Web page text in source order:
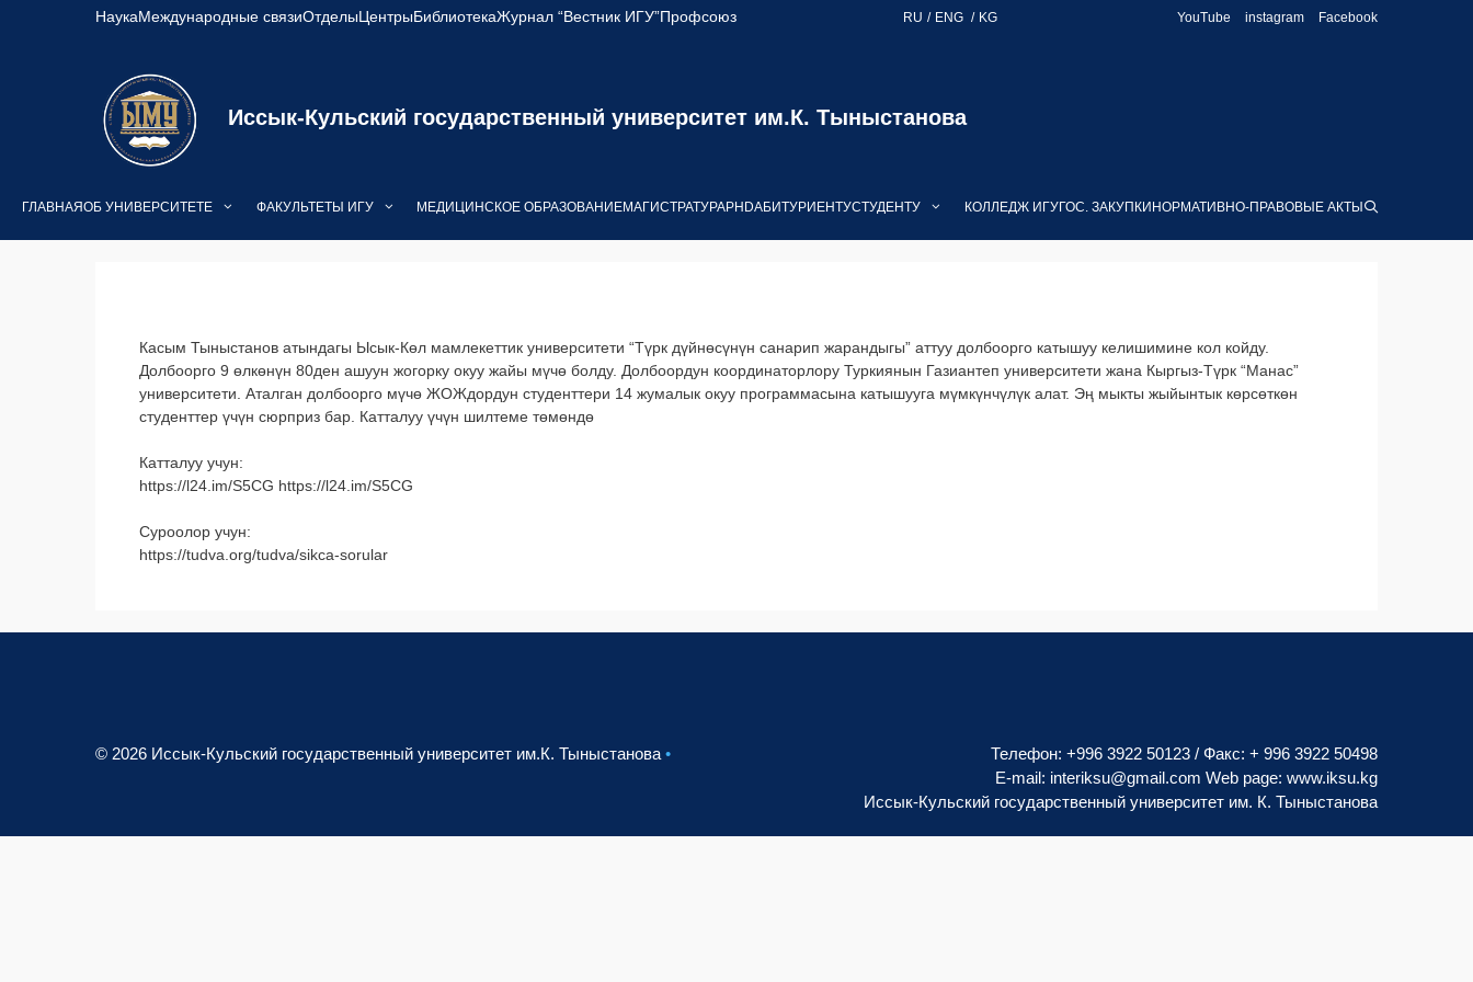
НаукаМеждународные связиОтделыЦентрыБиблиотекаЖурнал “Вестник ИГУ”Профсоюз RU ENG KG YouTube instagram Facebook
Иссык-Кульский государственный университет им.К. Тыныстанова
ГЛАВНАЯОБ УНИВЕРСИТЕТЕ ФАКУЛЬТЕТЫ ИГУ МЕДИЦИНСКОЕ ОБРАЗОВАНИЕМАГИСТРАТУРАPHDАБИТУРИЕНТУСТУДЕНТУ КОЛЛЕДЖ ИГУГОС. ЗАКУПКИ НОРМАТИВНО-ПРАВОВЫЕ АКТЫ
Касым Тыныстанов атындагы Ысык-Көл мамлекеттик университети “Түрк дүйнөсүнүн санарип жарандыгы” аттуу долбоорго катышуу келишимине кол койду.
Долбоорго 9 өлкөнүн 80ден ашуун жогорку окуу жайы мүчө болду. Долбоордун координаторлору Туркиянын Газиантеп университети жана Кыргыз-Түрк “Манас”
университети. Аталган долбоорго мүчө ЖОЖдордун студенттери 14 жумалык окуу программасына катышууга мүмкүнчүлүк алат. Эң мыкты жыйынтык көрсөткөн
студенттер үчүн сюрприз бар. Катталуу үчүн шилтеме төмөндө
Катталуу учун:
https://l24.im/S5CG https://l24.im/S5CG
Суроолор учун:
https://tudva.org/tudva/sikca-sorular
Телефон: +996 3922 50123 / Факс: + 996 3922 50498
E-mail: interiksu@gmail.com Web page: www.iksu.kg
Иссык-Кульский государственный университет им. К. Тыныстанова
© 2026 Иссык-Кульский государственный университет им.К. Тыныстанова•